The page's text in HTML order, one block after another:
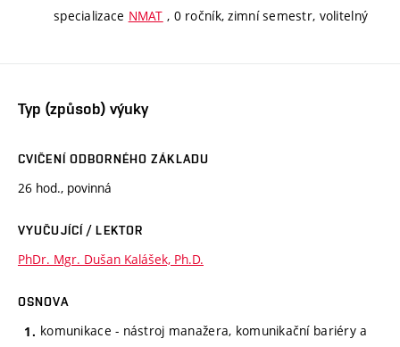
specializace NMAT , 0 ročník, zimní semestr, volitelný
Typ (způsob) výuky
CVIČENÍ ODBORNÉHO ZÁKLADU
26 hod., povinná
VYUČUJÍCÍ / LEKTOR
PhDr. Mgr. Dušan Kalášek, Ph.D.
OSNOVA
komunikace - nástroj manažera, komunikační bariéry a